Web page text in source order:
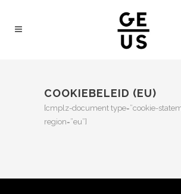
COOKIEBELEID (EU)
[cmplz-document type=”cookie-
region=”eu”]